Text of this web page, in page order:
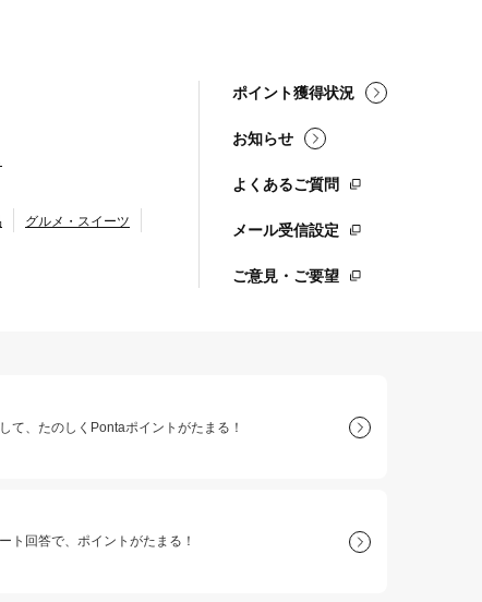
グルメ・スイーツ
ポイント獲得状況
お知らせ
よくあるご質問
メール受信設定
ご意見・ご要望
て、たのしくPontaポイントがたまる！
ト回答で、ポイントがたまる！